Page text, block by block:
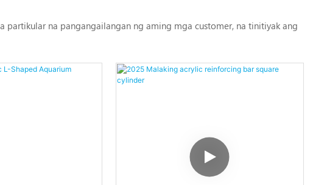
partikular na pangangailangan ng aming mga customer, na tinitiyak ang